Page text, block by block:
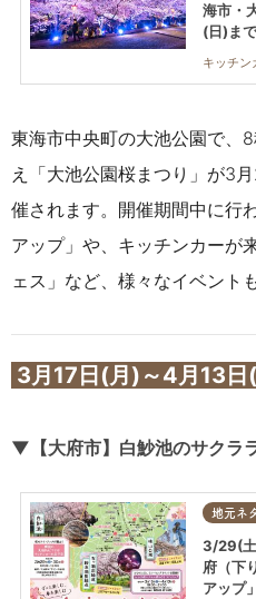
海市・
(日)ま
東海市中央町の大池公園で、
え「大池公園桜まつり」が3
催されます。開催期間中に行
アップ」や、キッチンカーが
ェス」など、様々なイベント
3月17日(月)～4月13日
▼【大府市】白魦池のサクラ
地元ネ
3/29(
府（下
アップ